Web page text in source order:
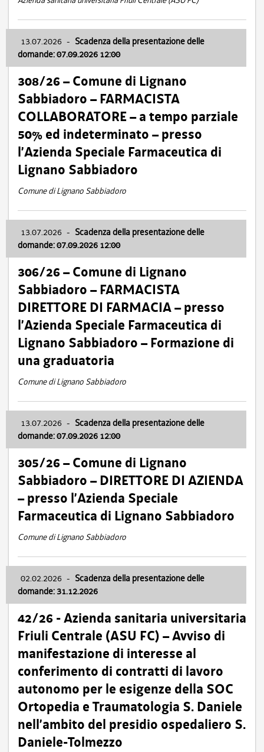
13.07.2026 - Scadenza della presentazione delle
domande: 07.09.2026 12:00
308/26 – Comune di Lignano
Sabbiadoro – FARMACISTA
COLLABORATORE – a tempo parziale
50% ed indeterminato – presso
l’Azienda Speciale Farmaceutica di
Lignano Sabbiadoro
Comune di Lignano Sabbiadoro
13.07.2026 - Scadenza della presentazione delle
domande: 07.09.2026 12:00
306/26 – Comune di Lignano
Sabbiadoro – FARMACISTA
DIRETTORE DI FARMACIA – presso
l’Azienda Speciale Farmaceutica di
Lignano Sabbiadoro – Formazione di
una graduatoria
Comune di Lignano Sabbiadoro
13.07.2026 - Scadenza della presentazione delle
domande: 07.09.2026 12:00
305/26 – Comune di Lignano
Sabbiadoro – DIRETTORE DI AZIENDA
– presso l’Azienda Speciale
Farmaceutica di Lignano Sabbiadoro
Comune di Lignano Sabbiadoro
02.02.2026 - Scadenza della presentazione delle
domande: 31.12.2026
42/26 - Azienda sanitaria universitaria
Friuli Centrale (ASU FC) – Avviso di
manifestazione di interesse al
conferimento di contratti di lavoro
autonomo per le esigenze della SOC
Ortopedia e Traumatologia S. Daniele
nell’ambito del presidio ospedaliero S.
Daniele-Tolmezzo